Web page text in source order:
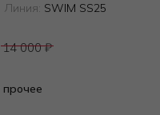
Линия: SWIM SS25
14 000₽